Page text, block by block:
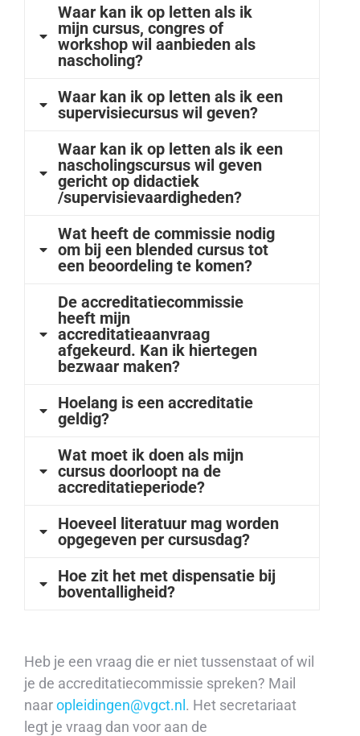
Waar kan ik op letten als ik
mijn cursus, congres of
workshop wil aanbieden als
nascholing?
Waar kan ik op letten als ik een
supervisiecursus wil geven?
Waar kan ik op letten als ik een
nascholingscursus wil geven
gericht op didactiek
/supervisievaardigheden?
Wat heeft de commissie nodig
om bij een blended cursus tot
een beoordeling te komen?
De accreditatiecommissie
heeft mijn
accreditatieaanvraag
afgekeurd. Kan ik hiertegen
bezwaar maken?
Hoelang is een accreditatie
geldig?
Wat moet ik doen als mijn
cursus doorloopt na de
accreditatieperiode?
Hoeveel literatuur mag worden
opgegeven per cursusdag?
Hoe zit het met dispensatie bij
boventalligheid?
Heb je een vraag die er niet tussenstaat of wil
je de accreditatiecommissie spreken? Mail
naaropleidingen@vgct.nl . Het secretariaat
legt je vraag dan voor aan de